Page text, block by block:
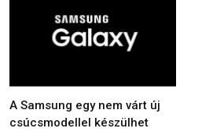
A Samsung egy nem várt új
csúcsmodellel készülhet